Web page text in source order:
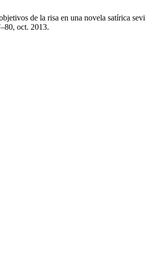
de la risa en una novela satírica
oct. 2013.